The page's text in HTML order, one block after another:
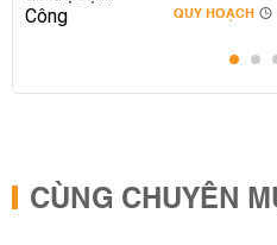
QUY HOẠCH
CÙNG CHUYÊN